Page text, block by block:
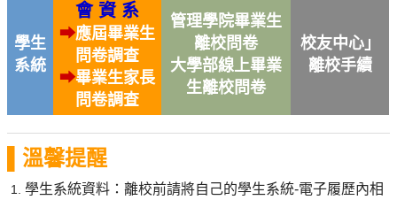
學生
系統
會 資 系
➡︎應屆畢業生
問卷調查
➡︎畢業生家長
問卷調查
管理學院畢業生
離校問卷
大學部線上畢業
生離校問卷
校友中心」
離校手續
▌溫馨提醒
學生系統資料：離校前請將自己的學生系統-電子履歷內相